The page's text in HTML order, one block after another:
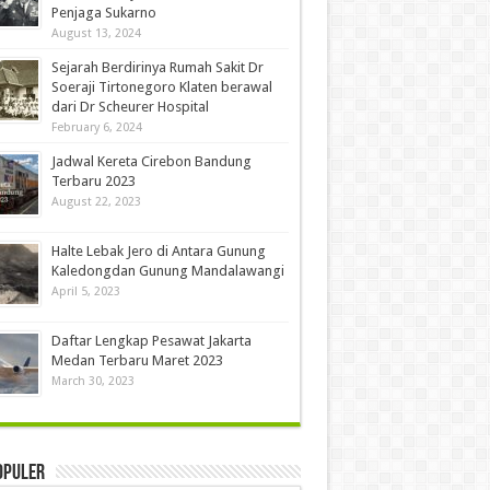
Penjaga Sukarno
August 13, 2024
Sejarah Berdirinya Rumah Sakit Dr
Soeraji Tirtonegoro Klaten berawal
dari Dr Scheurer Hospital
February 6, 2024
Jadwal Kereta Cirebon Bandung
Terbaru 2023
August 22, 2023
Halte Lebak Jero di Antara Gunung
Kaledongdan Gunung Mandalawangi
April 5, 2023
Daftar Lengkap Pesawat Jakarta
Medan Terbaru Maret 2023
March 30, 2023